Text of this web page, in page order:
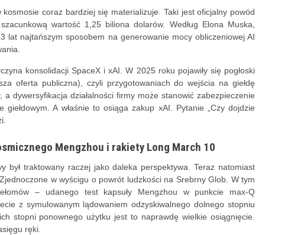
coraz bardziej się materializuje. Taki jest oficjalny powód
wartość 1,25 biliona dolarów. Według Elona Muska,
lat najtańszym sposobem na generowanie mocy obliczeniowej AI
konsolidacji SpaceX i xAI. W 2025 roku pojawiły się pogłoski
oferta publiczna), czyli przygotowaniach do wejścia na giełdę
dywersyfikacja działalności firmy może stanowić zabezpieczenie
A właśnie to osiąga zakup xAI. Pytanie „Czy dojdzie
Mengzhou i rakiety Long March 10
był traktowany raczej jako daleka perspektywa. Teraz natomiast
w wyścigu o powrót ludzkości na Srebrny Glob. W tym
– udanego test kapsuły Mengzhou w punkcie max-Q
z symulowanym lądowaniem odzyskiwalnego dolnego stopniu
stopni ponownego użytku jest to naprawdę wielkie osiągnięcie.
ręki.